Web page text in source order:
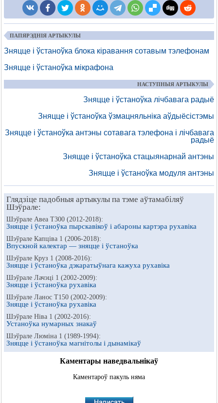
ПАПЯРЭДНІЯ АРТЫКУЛЫ
Зняцце і ўстаноўка блока кіравання сотавым тэлефонам
Зняцце і ўстаноўка мікрафона
НАСТУПНЫЯ АРТЫКУЛЫ
Зняцце і ўстаноўка лічбавага радыё
Зняцце і ўстаноўка ўзмацняльніка аўдыёсістэмы
Зняцце і ўстаноўка антэны сотавага тэлефона і лічбавага
радыё
Зняцце і ўстаноўка стацыянарнай антэны
Зняцце і ўстаноўка модуля антэны
Глядзіце падобныя артыкулы па тэме аўтамабіляў
Шэўрале:
Шэўрале Авеа Т300 (2012-2018):
Зняцце і ўстаноўка пырскавікоў і абароны картэра рухавіка
Шэўрале Капціва 1 (2006-2018):
Впускной калектар — зняцце і ўстаноўка
Шэўрале Круз 1 (2008-2016):
Зняцце і ўстаноўка дэкаратыўнага кажуха рухавіка
Шэўрале Лачэці 1 (2002-2009):
Зняцце і ўстаноўка рухавіка
Шэўрале Ланос Т150 (2002-2009):
Зняцце і ўстаноўка рухавіка
Шэўрале Ніва 1 (2002-2016):
Устаноўка нумарных знакаў
Шэўрале Люміна 1 (1989-1994):
Зняцце і ўстаноўка магнітолы і дынамікаў
Каментары наведвальнікаў
Каментароў пакуль няма